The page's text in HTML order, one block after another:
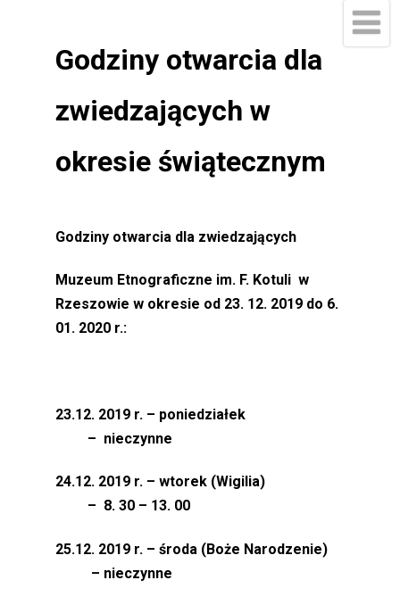
Godziny otwarcia dla
zwiedzających w
okresie świątecznym
Godziny otwarcia dla zwiedzających
Muzeum Etnograficzne im. F. Kotuli w
Rzeszowie w okresie od 23. 12. 2019 do 6.
01. 2020 r.:
23.12. 2019 r. – poniedziałek
– nieczynne
24.12. 2019 r. – wtorek (Wigilia)
– 8. 30 – 13. 00
25.12. 2019 r. – środa (Boże Narodzenie)
– nieczynne